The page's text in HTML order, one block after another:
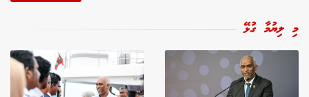
މި ލިޔުމާ ގުޅޭ